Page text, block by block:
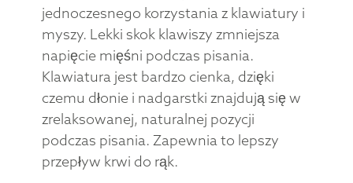
jednoczesnego korzystania z klawiatury i
myszy. Lekki skok klawiszy zmniejsza
napięcie mięśni podczas pisania.
Klawiatura jest bardzo cienka, dzięki
czemu dłonie i nadgarstki znajdują się w
zrelaksowanej, naturalnej pozycji
podczas pisania. Zapewnia to lepszy
przepływ krwi do rąk.